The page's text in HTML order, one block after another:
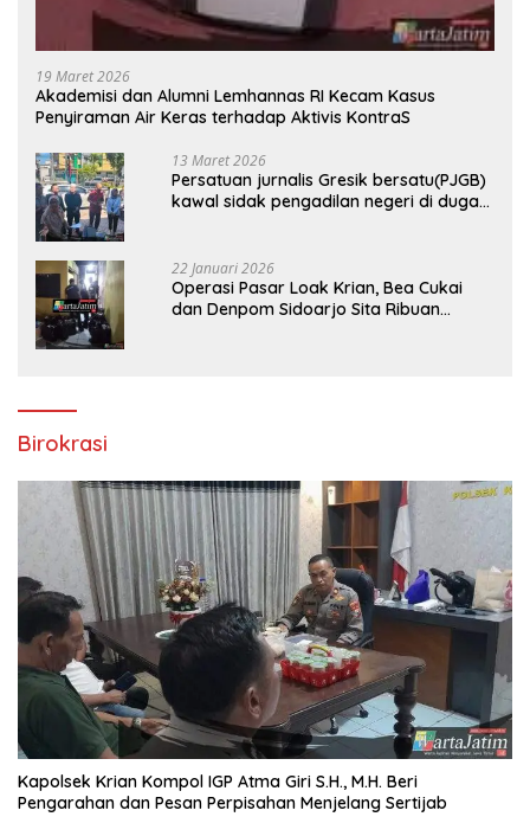
19 Maret 2026
Akademisi dan Alumni Lemhannas RI Kecam Kasus
Penyiraman Air Keras terhadap Aktivis KontraS
13 Maret 2026
Persatuan jurnalis Gresik bersatu(PJGB)
kawal sidak pengadilan negeri di duga
22 Januari 2026
Operasi Pasar Loak Krian, Bea Cukai
dan Denpom Sidoarjo Sita Ribuan
Birokrasi
Kapolsek Krian Kompol IGP Atma Giri S.H., M.H. Beri
Pengarahan dan Pesan Perpisahan Menjelang Sertijab